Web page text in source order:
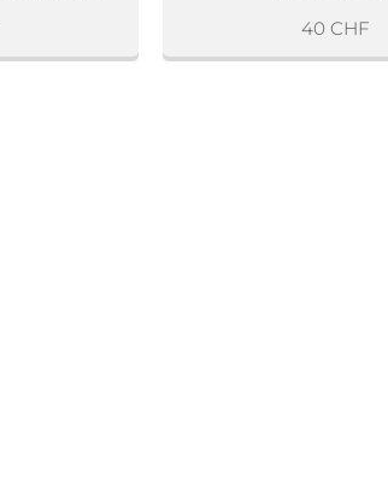
40CHF